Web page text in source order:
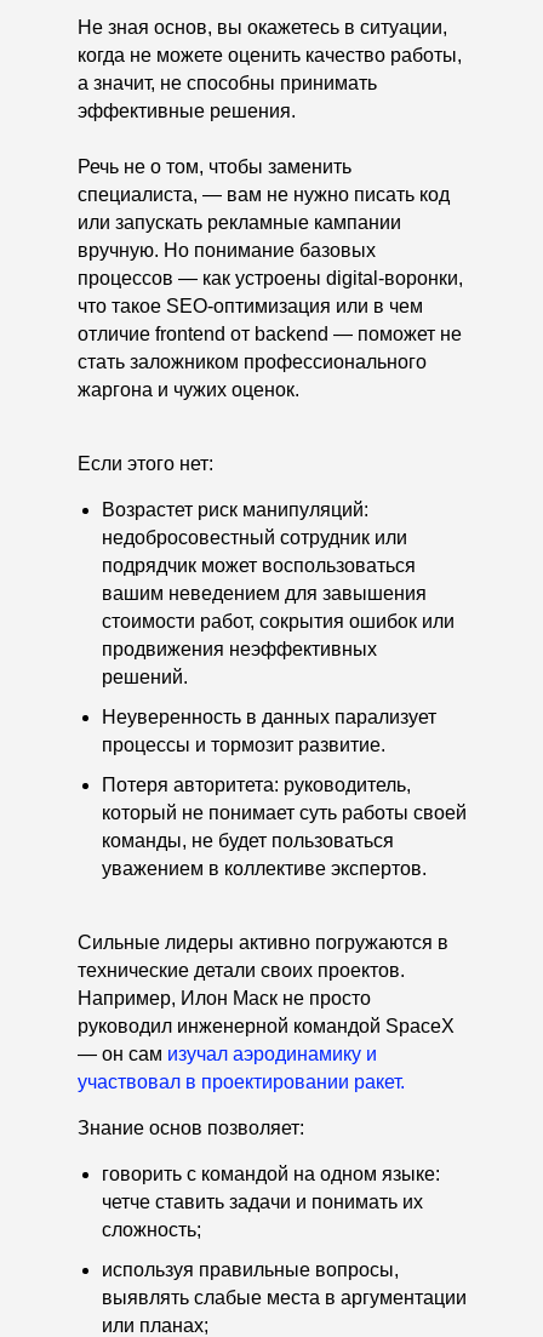
Не зная основ, вы окажетесь в ситуации,
когда не можете оценить качество работы,
а значит, не способны принимать
эффективные решения.
Речь не о том, чтобы заменить
специалиста, — вам не нужно писать код
или запускать рекламные кампании
вручную. Но понимание базовых
процессов — как устроены digital-воронки,
что такое SEO-оптимизация или в чем
отличие frontend от backend — поможет не
стать заложником профессионального
жаргона и чужих оценок.
Сильные лидеры активно погружаются в
технические детали своих проектов.
Например, Илон Маск не просто
руководил инженерной командой SpaceX
— он сам изучал аэродинамику и
участвовал в проектировании ракет.
Если этого нет:
Возрастет риск манипуляций:
недобросовестный сотрудник или
подрядчик может воспользоваться
вашим неведением для завышения
стоимости работ, сокрытия ошибок или
продвижения неэффективных
решений.
Неуверенность в данных парализует
процессы и тормозит развитие.
Потеря авторитета: руководитель,
который не понимает суть работы своей
команды, не будет пользоваться
уважением в коллективе экспертов.
используя правильные вопросы,
выявлять слабые места в аргументации
или планах;
говорить с командой на одном языке:
четче ставить задачи и понимать их
сложность;
Знание основ позволяет: